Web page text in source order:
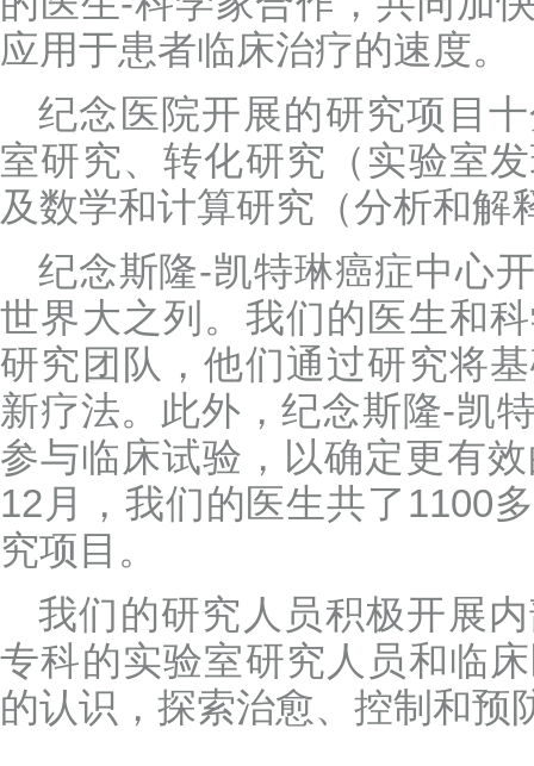
应用于患者临床治疗的速度。
纪念医院开展的研究项目
室研究、转化研究（实验室
及数学和计算研究（分析和解
纪念斯隆-凯特琳癌症中心
世界大之列。我们的医生和
研究团队，他们通过研究将
新疗法。此外，纪念斯隆-凯
参与临床试验，以确定更有
12月，我们的医生共了1100
究项目。
我们的研究人员积极开展
专科的实验室研究人员和临
的认识，探索治愈、控制和预